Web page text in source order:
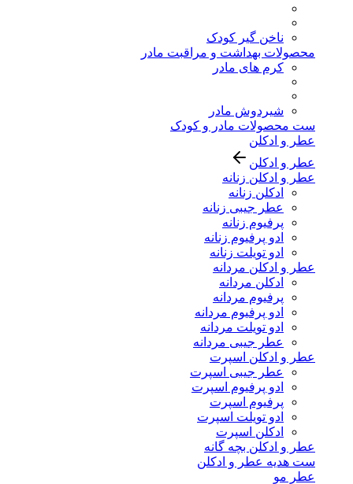
ناخن گیر کودک
محصولات بهداشت و مراقبت مادر
کرم های مادر
شیردوش مادر
ست محصولات مادر و کودک
عطر و ادکلن
عطر و ادکلن
عطر و ادکلن زنانه
ادکلن زنانه
عطر جیبی زنانه
پرفیوم زنانه
ادو پرفیوم زنانه
ادو تویلت زنانه
عطر و ادکلن مردانه
ادکلن مردانه
پرفیوم مردانه
ادو پرفیوم مردانه
ادو تویلت مردانه
عطر جیبی مردانه
عطر و ادکلن اسپرت
عطر جیبی اسپرت
ادو پرفیوم اسپرت
پرفیوم اسپرت
ادو تویلت اسپرت
ادکلن اسپرت
عطر و ادکلن بچه گانه
ست هدیه عطر و ادکلن
عطر مو